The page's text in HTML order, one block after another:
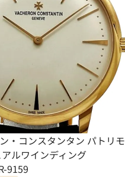
・コンスタンタン パトリモ
ルワインディング
9159